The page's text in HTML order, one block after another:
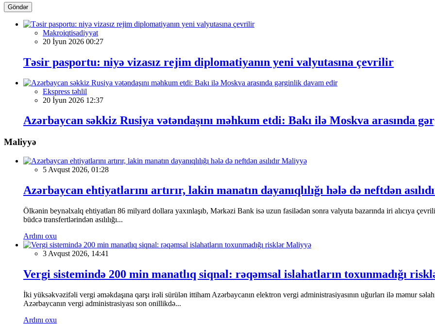
Göndər
Makroiqtisadiyyat
20 İyun 2026 00:27
Təsir pasportu: niyə vizasız rejim diplomatiyanın yeni valyutasına çevrilir
Ekspress təhlil
20 İyun 2026 12:37
Azərbaycan səkkiz Rusiya vətəndaşını məhkum etdi: Bakı ilə Moskva arasında
Maliyyə
Maliyyə
5 Avqust 2026, 01:28
Azərbaycan ehtiyatlarını artırır, lakin manatın dayanıqlılığı hələ də neftdən
Ölkənin beynəlxalq ehtiyatları 86 milyard dollara yaxınlaşıb, Mərkəzi Bank isə uzun fasilədən sonra valyuta bazarında iri alıcıya
büdcə transfertlərindən asılılığı...
Ardını oxu
Maliyyə
3 Avqust 2026, 14:41
Vergi sistemində 200 min manatlıq siqnal: rəqəmsal islahatların toxunmadığı
İki yüksəkvəzifəli vergi əməkdaşına qarşı irəli sürülən ittiham Azərbaycanın elektron vergi administrasiyasının uğurları ilə məmur
Azərbaycanın vergi administrasiyası son onillikdə...
Ardını oxu